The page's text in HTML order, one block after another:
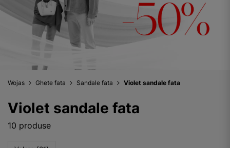
Wojas Ghete fata Sandale fata Violet sandale fata
Violet sandale fata
10 produse